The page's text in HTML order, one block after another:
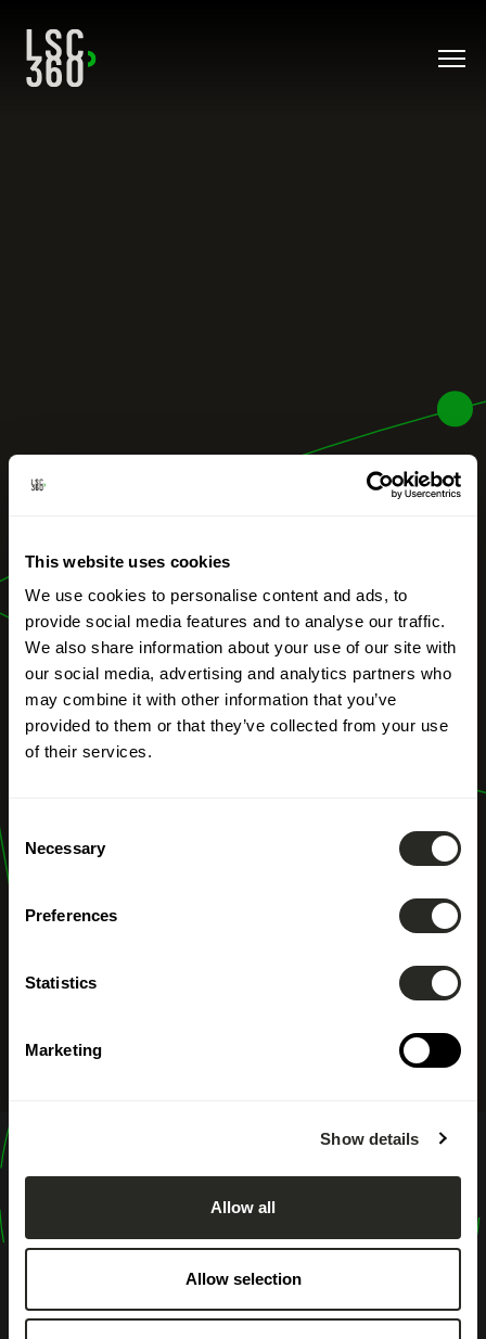
This website uses cookies
We use cookies to personalise content and ads, to
provide social media features and to analyse our traffic.
We also share information about your use of our site with
our social media, advertising and analytics partners who
may combine it with other information that you’ve
provided to them or that they’ve collected from your use
of their services.
Selection
Necessary
Preferences
Statistics
Marketing
Show details
Allow all
Allow selection
Energieberatung
design
shape
inspire